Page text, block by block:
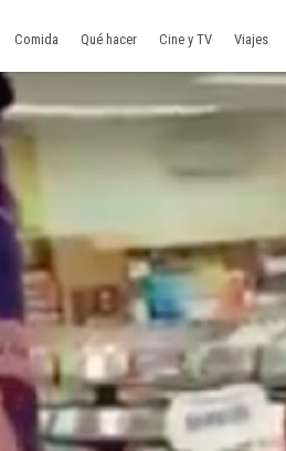
Comida Qué hacer Cine y TV Viajes